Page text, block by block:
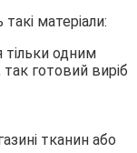
матеріали:
одним
готовий виріб
тканин або